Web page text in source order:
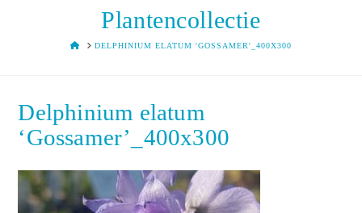
Plantencollectie
HOMEDELPHINIUM ELATUM 'GOSSAMER'_400X300
Delphinium elatum
‘Gossamer’_400x300